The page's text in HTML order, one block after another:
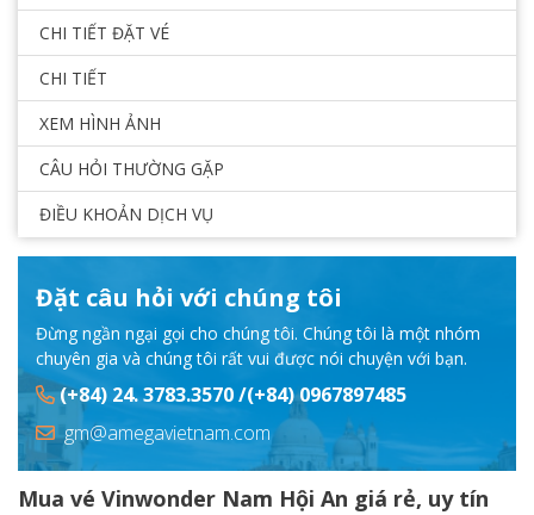
Mua vé Vinwonder Nam Hội An giá rẻ, uy tín
CHI TIẾT ĐẶT VÉ
CHI TIẾT
XEM HÌNH ẢNH
CÂU HỎI THƯỜNG GẶP
ĐIỀU KHOẢN DỊCH VỤ
Đặt câu hỏi với chúng tôi
Đừng ngần ngại gọi cho chúng tôi. Chúng tôi là một nhóm
chuyên gia và chúng tôi rất vui được nói chuyện với bạn.
(+84) 24. 3783.3570 /(+84) 0967897485
gm@amegavietnam.com